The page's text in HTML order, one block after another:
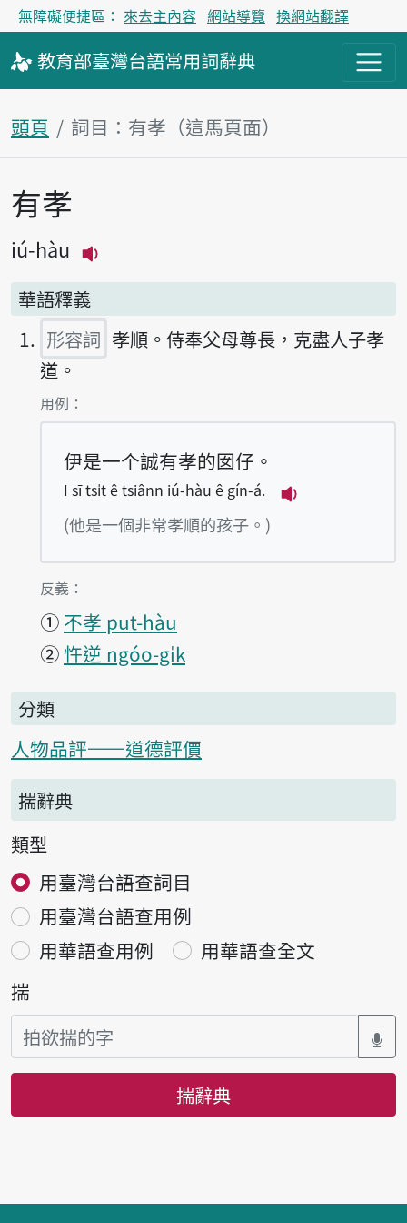
無障礙便捷區： 來去主內容 網站導覽 換網站翻譯
教育部臺灣台語常用詞辭典
頭頁 詞目：有孝（這馬頁面）
主內容區
有孝
iú-hàu
華語釋義
形容詞 孝順。侍奉父母尊長，克盡人子孝
道。
第1項釋義的
用例：
伊是一个誠有孝的囡仔。
I sī tsi̍t ê tsiânn iú-hàu ê gín-á.
(他是一個非常孝順的孩子。)
第1項釋義的
反義：
① 不孝 put-hàu
②忤逆 ngóo-gi̍k
分類
人物品評——道德評價
揣辭典
類型
用臺灣台語查詞目
用臺灣台語查用例
用華語查用例
用華語查全文
揣
揣辭典